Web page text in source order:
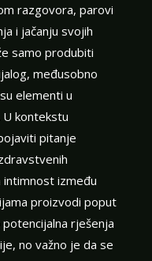
razgovora, parovi
i jačanju svojih
samo produbiti
međusobno
elementi u
U kontekstu
pitanje
između
proizvodi poput
rješenja
no važno je da se